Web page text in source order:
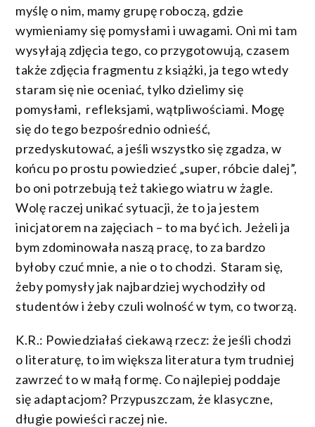
myślę o nim, mamy grupę roboczą, gdzie
wymieniamy się pomysłami i uwagami. Oni mi tam
wysyłają zdjęcia tego, co przygotowują, czasem
także zdjęcia fragmentu z książki, ja tego wtedy
staram się nie oceniać, tylko dzielimy się
pomysłami, refleksjami, wątpliwościami. Mogę
się do tego bezpośrednio odnieść,
przedyskutować, a jeśli wszystko się zgadza, w
końcu po prostu powiedzieć „super, róbcie dalej”,
bo oni potrzebują też takiego wiatru w żagle.
Wolę raczej unikać sytuacji, że to ja jestem
inicjatorem na zajęciach – to ma być ich. Jeżeli ja
bym zdominowała naszą pracę, to za bardzo
byłoby czuć mnie, a nie o to chodzi. Staram się,
żeby pomysły jak najbardziej wychodziły od
studentów i żeby czuli wolność w tym, co tworzą.
K.R.: Powiedziałaś ciekawą rzecz: że jeśli chodzi
o literaturę, to im większa literatura tym trudniej
zawrzeć to w małą formę. Co najlepiej poddaje
się adaptacjom? Przypuszczam, że klasyczne,
długie powieści raczej nie.